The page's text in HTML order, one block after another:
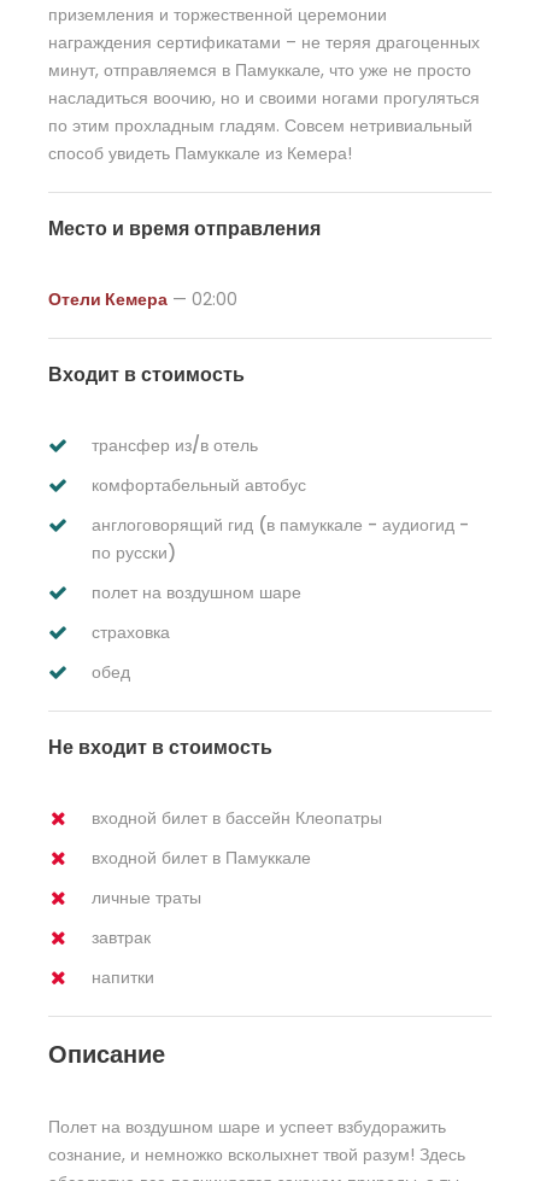
приземления и торжественной церемонии
награждения сертификатами – не теряя драгоценных
минут, отправляемся в Памуккале, что уже не просто
насладиться воочию, но и своими ногами прогуляться
по этим прохладным гладям. Совсем нетривиальный
способ увидеть Памуккале из Кемера!
Место и время отправления
Отели Кемера — 02:00
Входит в стоимость
трансфер из/в отель
комфортабельный автобус
англоговорящий гид (в памуккале - аудиогид -
по русски)
полет на воздушном шаре
страховка
обед
Не входит в стоимость
входной билет в бассейн Клеопатры
входной билет в Памуккале
личные траты
завтрак
напитки
Описание
Полет на воздушном шаре и успеет взбудоражить
сознание, и немножко всколыхнет твой разум! Здесь